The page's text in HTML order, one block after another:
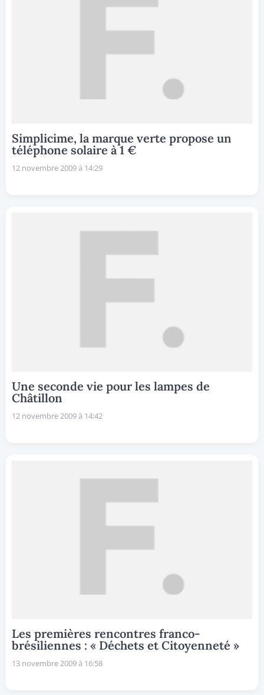
Simplicime, la marque verte propose un
téléphone solaire à 1 €
12 novembre 2009 à 14:29
Une seconde vie pour les lampes de
Châtillon
12 novembre 2009 à 14:42
Les premières rencontres franco-
brésiliennes : « Déchets et Citoyenneté »
13 novembre 2009 à 16:58